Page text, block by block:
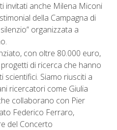
invitati anche Milena Miconi
della Campagna di
organizzata a
con oltre 80.000 euro,
di ricerca che hanno
Siamo riusciti a
ricercatori come Giulia
collaborano con Pier
Federico Ferraro,
del Concerto